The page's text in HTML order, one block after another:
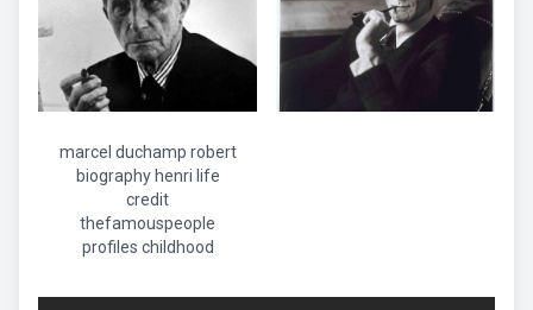
marcel duchamp robert
biography henri life
credit
thefamouspeople
profiles childhood